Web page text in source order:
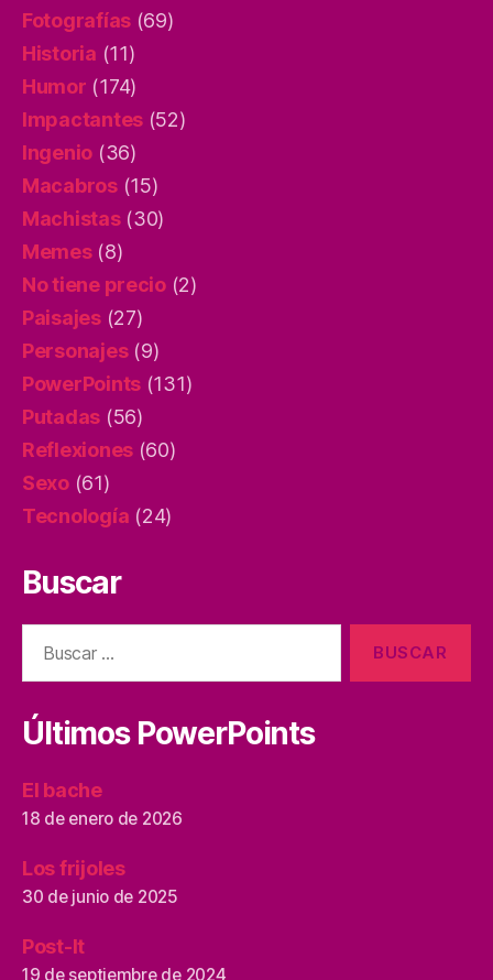
Fotografías (69)
Historia (11)
Humor (174)
Impactantes (52)
Ingenio (36)
Macabros(15)
Machistas(30)
Memes(8)
No tiene precio(2)
Paisajes(27)
Personajes(9)
PowerPoints (131)
Putadas (56)
Reflexiones (60)
Sexo(61)
Tecnología (24)
Buscar
Últimos PowerPoints
El bache
18 de enero de 2026
Los frijoles
30 de junio de 2025
Post-It
19 de septiembre de 2024